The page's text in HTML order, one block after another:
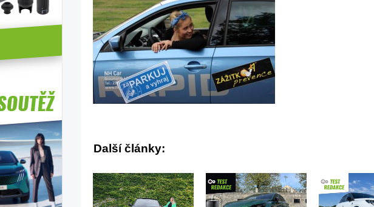
Další články: